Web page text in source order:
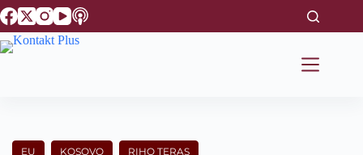
S
k
i
EU KOSOVO RIHO TERAS